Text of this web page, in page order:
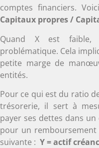
comptes financiers.
Capitaux propres /
Quand X est faible,
problématique. Cela
petite marge de
entités.
Pour ce qui est du ratio
trésorerie, il sert à
payer ses dettes dans
pour un
suivante : Y = actif